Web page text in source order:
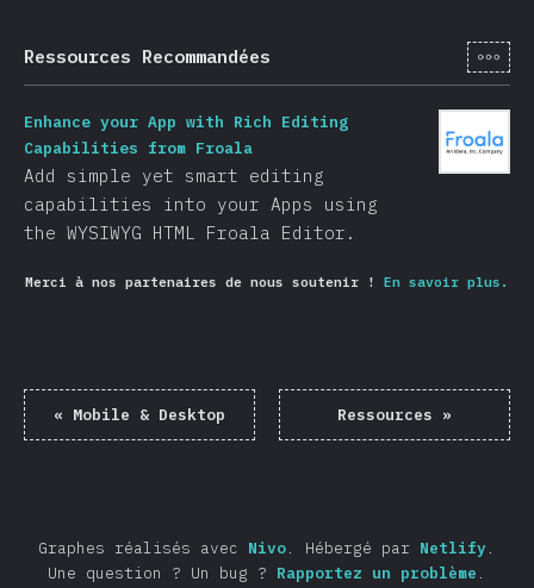
Ressources Recommandées [fr-
Enhance your App with Rich Editing
Capabilities from Froala
Add simple yet smart editing
capabilities into your Apps using
the WYSIWYG HTML Froala Editor.
Merci à nos partenaires de nous soutenir ! En savoir plus.
« Mobile & Desktop Ressources »
Graphes réalisés avec Nivo. Hébergé par Netlify.
Une question ? Un bug ? Rapportez un problème .